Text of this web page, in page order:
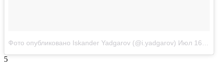
Фото опубликовано Iskander Yadgarov (@i.yadgarov) Июл 16 2016 в 2:19 PDT
5